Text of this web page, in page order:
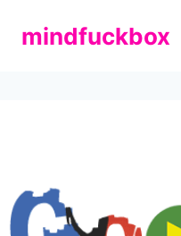
Inhaltmindfuckbox